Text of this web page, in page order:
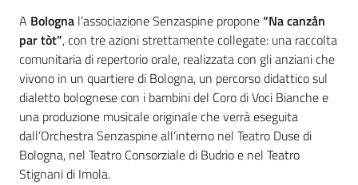
A Bologna l’associazione Senzaspine propone“Na canzån
par tòt”, con tre azioni strettamente collegate: una raccolta
comunitaria di repertorio orale, realizzata con gli anziani che
vivono in un quartiere di Bologna, un percorso didattico sul
dialetto bolognese con i bambini del Coro di Voci Bianche e
una produzione musicale originale che verrà eseguita
dall’Orchestra Senzaspine all’interno nel Teatro Duse di
Bologna, nel Teatro Consorziale di Budrio e nel Teatro
Stignani di Imola.